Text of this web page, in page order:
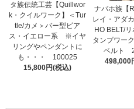
タ族伝統工芸【Quillwor
k・クイルワーク】＜Tur
tle/カメ＞バー型ピア
ス・イエロー系 ※イヤ
リングやペンダントに
も・・・ 100025
15,800円(税込)
ナバホ族【
レイ・アダ
HO BELT/
タンプワー
ベルト
498,000